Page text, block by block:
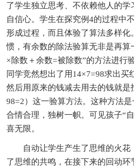
了学生独立思考、不依赖他人的学
自信心。学生在探究例4的过程中
形成过程，而且体验了算法多样化
惯，有余数的除法验算无非是再算
×除数＋余数=被除数”的方法进行
同学竞然想出了用14×7=98求出买
然后用原来的钱减去用去的钱就是
98=2）这一验算方法。这种方法
合情合理，独树一帜。可见孩子“
喜无限。
自动让学生产生了思维的火
了思维的共鸣，在接下来的回动环